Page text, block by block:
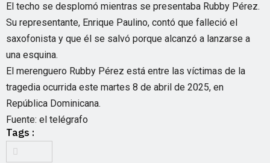
El techo se desplomó mientras se presentaba Rubby Pérez.
Su representante, Enrique Paulino, contó que falleció el
saxofonista y que él se salvó porque alcanzó a lanzarse a
una esquina.
El merenguero Rubby Pérez está entre las víctimas de la
tragedia ocurrida este martes 8 de abril de 2025, en
República Dominicana.
Fuente: el telégrafo
Tags :